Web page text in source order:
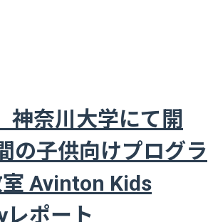
神奈川大学にて開
の子供向けプログラ
Avinton Kids
ポート